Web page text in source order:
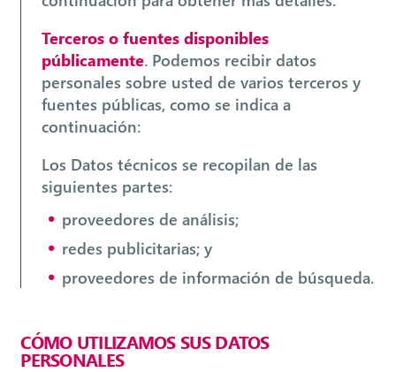
Terceros o fuentes disponibles
públicamente. Podemos recibir datos
personales sobre usted de varios terceros y
fuentes públicas, como se indica a
continuación:
Los Datos técnicos se recopilan de las
siguientes partes:
proveedores de análisis;
redes publicitarias; y
proveedores de información de búsqueda.
CÓMO UTILIZAMOS SUS DATOS
PERSONALES